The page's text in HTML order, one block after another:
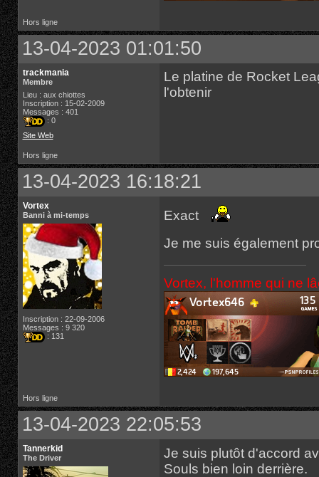
Hors ligne
13-04-2023 01:01:50
trackmania
Membre
Lieu : aux chiottes
Inscription : 15-02-2009
Messages : 401
: 0
Site Web
Le platine de Rocket
l'obtenir
Hors ligne
13-04-2023 16:18:21
Vortex
Banni à mi-temps
Inscription : 22-09-2006
Messages : 9 320
: 131
Exact
Je me suis également
Vortex, l'homme qui ne
Hors ligne
13-04-2023 22:05:53
Tannerkid
The Driver
Je suis plutôt d'accord
Souls bien loin derrière.